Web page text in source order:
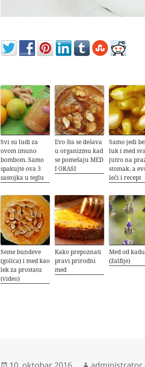
Svi su ludi za
ovom imuno
bombom. Samo
spakujte ova 3
sastojka u teglu
Evo šta se dešava
u organizmu kad
se pomešaju MED
I ORASI
Samo jedi
luk i med
jutro na
stomak, a
leči i recept
Seme bundeve
(golica) i med kao
lek za prostatu
(video)
Kako prepoznati
pravi prirodni
med
Med od
(žalfije)
Objavljeno
10. oktobar 2016. Autor
administrator